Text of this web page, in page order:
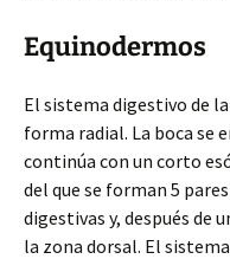
Equinodermos
El sistema digestivo de
forma radial. La boca se
continúa con un corto
del que se forman 5
digestivas y, después de
la zona dorsal. El